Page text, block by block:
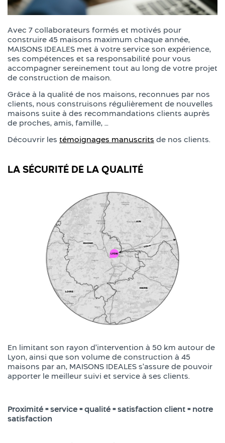
Avec 7 collaborateurs formés et motivés pour
construire 45 maisons maximum chaque année,
MAISONS IDEALES met à votre service son expérience,
ses compétences et sa responsabilité pour vous
accompagner sereinement tout au long de votre projet
de construction de maison.
Grâce à la qualité de nos maisons, reconnues par nos
clients, nous construisons régulièrement de nouvelles
maisons suite à des recommandations clients auprès
de proches, amis, famille, …
Découvrir les témoignages manuscrits de nos clients.
LA SÉCURITÉ DE LA QUALITÉ
En limitant son rayon d’intervention à 50 km autour de
Lyon, ainsi que son volume de construction à 45
maisons par an, MAISONS IDEALES s’assure de pouvoir
apporter le meilleur suivi et service à ses clients.
Proximité = service = qualité = satisfaction client = notre
satisfaction